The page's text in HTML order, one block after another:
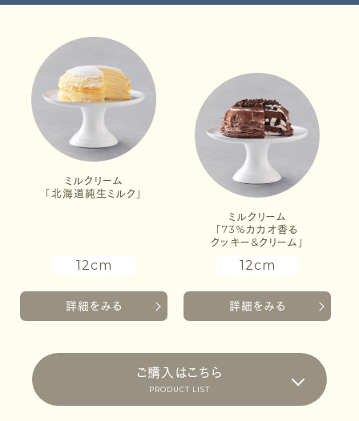
ミルクリーム
「北海道純生ミルク」
12cm
詳細をみる
ミルクリーム
「73%カカオ香る
クッキー&クリーム」
12cm
詳細をみる
ご購入はこちら
PRODUCT LIST